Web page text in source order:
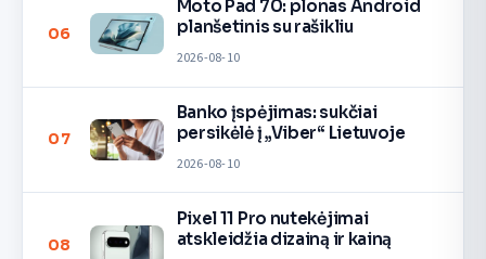
06
Moto Pad 70: plonas Android
planšetinis su rašikliu
2026-08-10
07
Banko įspėjimas: sukčiai
persikėlė į „Viber“ Lietuvoje
2026-08-10
08
Pixel 11 Pro nutekėjimai
atskleidžia dizainą ir kainą